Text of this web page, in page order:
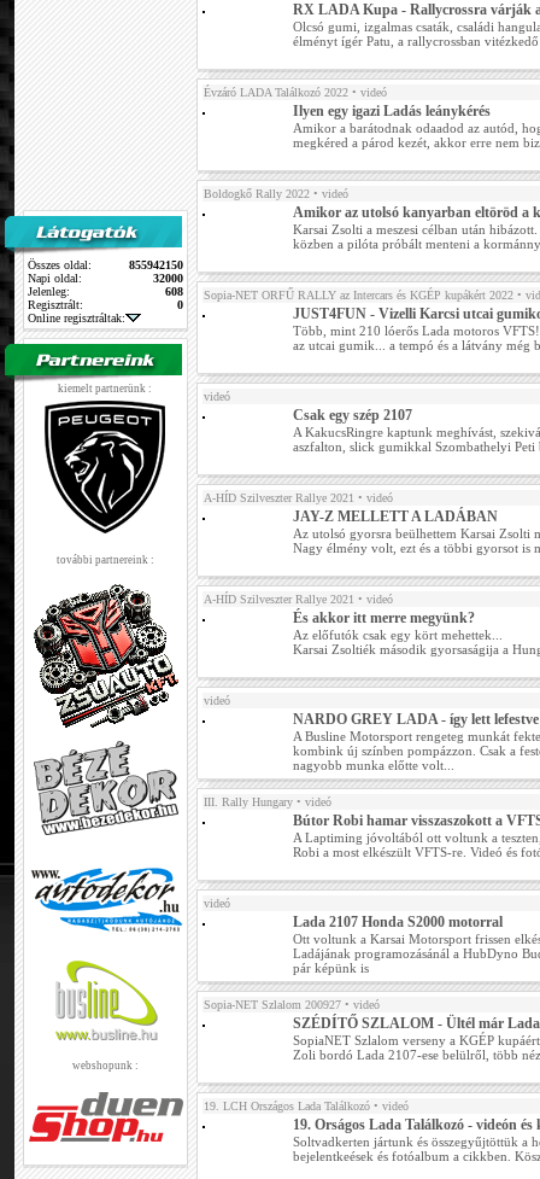
Összes oldal:
855942150
Napi oldal:
32000
Jelenleg:
608
Regisztrált:
0
Online regisztráltak:
kiemelt partnerünk :
további partnereink :
webshopunk :
RX LADA Kupa - Rallycrossra várják
Olcsó gumi, izgalmas csaták, családi
élményt ígér Patu, a rallycrossban
Évzáró LADA Találkozó 2022 • videó
Ilyen egy igazi Ladás leánykérés
Amikor a barátodnak odaadod az autód,
megkéred a párod kezét, akkor erre nem
Boldogkő Rally 2022 • videó
Amikor az utolsó kanyarban eltöröd a
Karsai Zsolti a meszesi célban után
közben a pilóta próbált menteni a
Sopia-NET ORFŰ RALLY az Intercars és KGÉP kupákért 2022 •
JUST4FUN - Vizelli Karcsi utcai
Több, mint 210 lóerős Lada motoros
az utcai gumik... a tempó és a látvány még
videó
Csak egy szép 2107
A KakucsRingre kaptunk meghívást,
aszfalton, slick gumikkal Szombathelyi
A-HÍD Szilveszter Rallye 2021 • videó
JAY-Z MELLETT A LADÁBAN
Az utolsó gyorsra beülhettem Karsai Zsolti
Nagy élmény volt, ezt és a többi gyorsot is
A-HÍD Szilveszter Rallye 2021 • videó
És akkor itt merre megyünk?
Az előfutók csak egy kört mehettek...
Karsai Zsoltiék második gyorsaságija a
videó
NARDO GREY LADA - így lett lefestve
A Busline Motorsport rengeteg munkát
kombink új színben pompázzon. Csak a
nagyobb munka előtte volt...
III. Rally Hungary • videó
Bútor Robi hamar visszaszokott a
A Laptiming jóvoltából ott voltunk a
Robi a most elkészült VFTS-re. Videó és
videó
Lada 2107 Honda S2000 motorral
Ott voltunk a Karsai Motorsport frissen
Ladájának programozásánál a HubDyno
pár képünk is
Sopia-NET Szlalom 200927 • videó
SZÉDÍTŐ SZLALOM - Ültél már
SopiaNET Szlalom verseny a KGÉP
Zoli bordó Lada 2107-ese belülről, több
19. LCH Országos Lada Találkozó • videó
19. Orságos Lada Találkozó - videón és
Soltvadkerten jártunk és összegyűjtöttük a
bejelentkeések és fotóalbum a cikkben.